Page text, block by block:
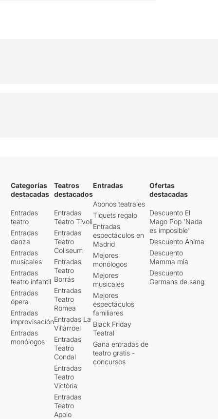
Categorías
destacadas
Entradas
teatro
Entradas
danza
Entradas
musicales
Entradas
teatro infantil
Entradas
ópera
Entradas
improvisación
Entradas
monólogos
Teatros
destacados
Entradas
Teatro Tívoli
Entradas
Teatro
Coliseum
Entradas
Teatro
Borrás
Entradas
Teatro
Romea
Entradas La
Villarroel
Entradas
Teatro
Condal
Entradas
Teatro
Victòria
Entradas
Teatro
Apolo
Entradas
Abonos teatrales
Tiquets regalo
Entradas
espectáculos en
Madrid
Mejores
monólogos
Mejores
musicales
Mejores
espectáculos
familiares
Black Friday
Teatral
Gana entradas de
teatro gratis -
concursos
Ofertas
destacadas
Descuento El
Mago Pop 'Nada
es imposible'
Descuento Ànima
Descuento
Mamma mia
Descuento
Germans de sang